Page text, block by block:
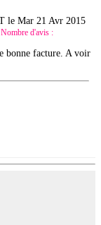
leMar 21 Avr 2015
d'avis :
bonne facture. A voir